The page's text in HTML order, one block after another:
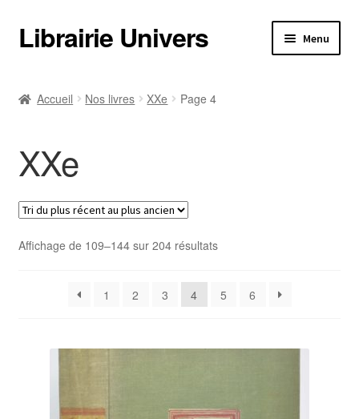
Aller
à
navigation
Aller
au
Librairie Univers Menu
Nos livres
Nos livres
Informations pratiques
Informations pratiques
Accueil Nos livres XXe Page 4
XXe
Affichage de 109–144 sur 204 résultatsTrié
récent
ancien
1 2 3 4 5 6